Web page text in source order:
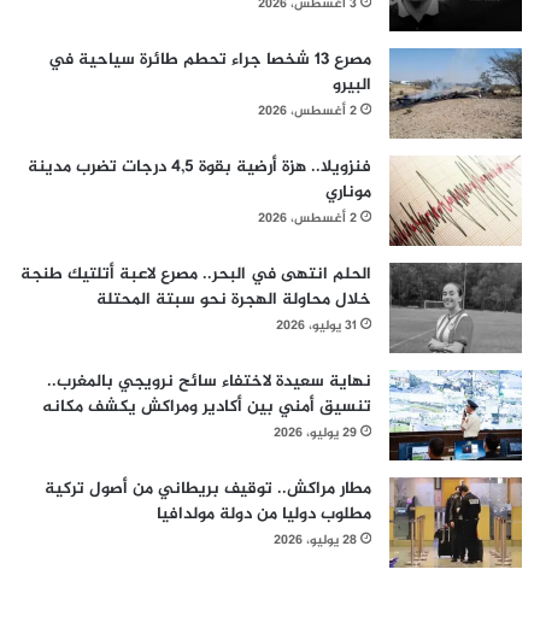
3 أغسطس، 2026
مصرع 13 شخصا جراء تحطم طائرة سياحية في
البيرو
2 أغسطس، 2026
فنزويلا.. هزة أرضية بقوة 4,5 درجات تضرب مدينة
موناري
2 أغسطس، 2026
الحلم انتهى في البحر.. مصرع لاعبة أتلتيك طنجة
خلال محاولة الهجرة نحو سبتة المحتلة
31 يوليو، 2026
نهاية سعيدة لاختفاء سائح نرويجي بالمغرب..
تنسيق أمني بين أكادير ومراكش يكشف مكانه
29 يوليو، 2026
مطار مراكش.. توقيف بريطاني من أصول تركية
مطلوب دوليا من دولة مولدافيا
28 يوليو، 2026